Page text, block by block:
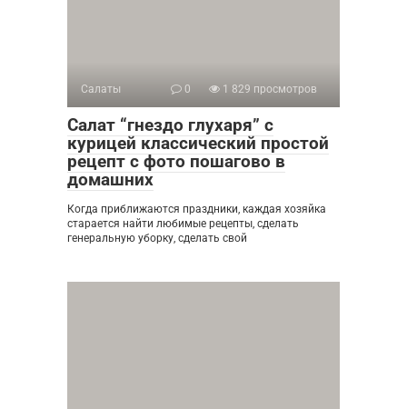
Салаты 0 1 829 просмотров
Салат “гнездо глухаря” с
курицей классический простой
рецепт с фото пошагово в
домашних
Когда приближаются праздники, каждая хозяйка
старается найти любимые рецепты, сделать
генеральную уборку, сделать свой